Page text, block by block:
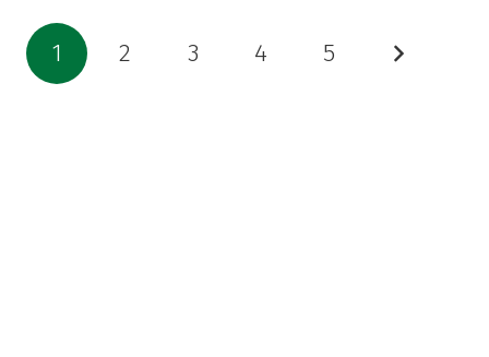
Paginação
dos
1 2 3 4 5